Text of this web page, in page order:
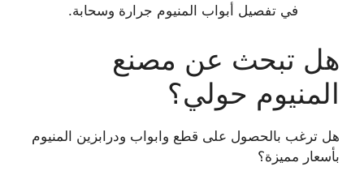
في تفصيل أبواب المنيوم جرارة وسحابة.
هل تبحث عن مصنع
المنيوم حولي؟
هل ترغب بالحصول على قطع وابواب ودرابزين المنيوم
بأسعار مميزة؟